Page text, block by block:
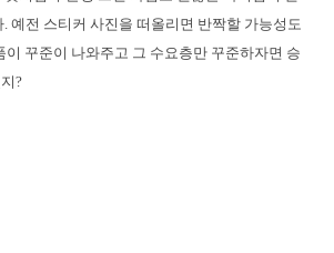
예전 스티커 사진을 떠올리면 반짝할 가능성도
이 꾸준이 나와주고 그 수요층만 꾸준하자면 승
?